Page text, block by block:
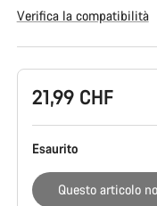
Verifica la compatibilità
Configurazione
del
prodotto
21,99 CHF
Esaurito
Questo articolo